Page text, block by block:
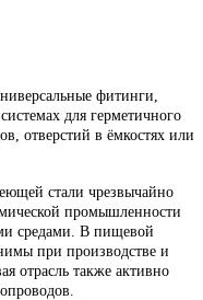
фитинги,
для герметичного
отверстий в ёмкостях или
стали чрезвычайно
промышленности
средами. В пищевой
при производстве и
отрасль также активно